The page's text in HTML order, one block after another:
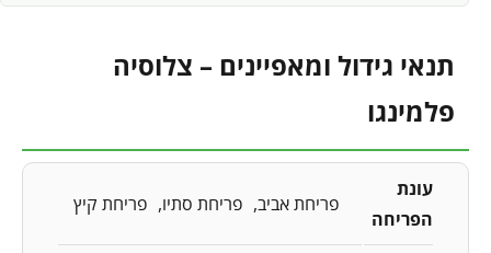
תנאי גידול ומאפיינים – צלוסיה
פלמינגו
עונת
הפריחה
פריחת אביב פריחת סתיו פריחת קיץ